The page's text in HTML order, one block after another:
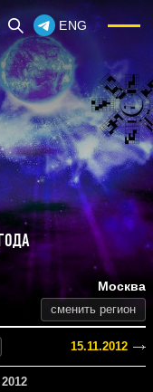
ENG
Москва
сменить регион
15.11.2012